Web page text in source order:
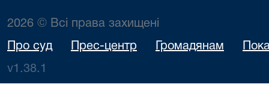
2026 © Всі права захищені
Про суд Прес-центр Громадянам
v1.38.1